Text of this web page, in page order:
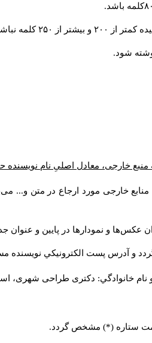
کلمه نباشد.
منبع خارجی، معادل اصلیِ نام
منابع خارجی مورد ارجاع در متن
و نمودارها در پایین و عنوان
و آدرس پست الكترونيكي نويسنده
خانوادگي: دکتری طراحی شهری،
ستاره (*) مشخص گردد.